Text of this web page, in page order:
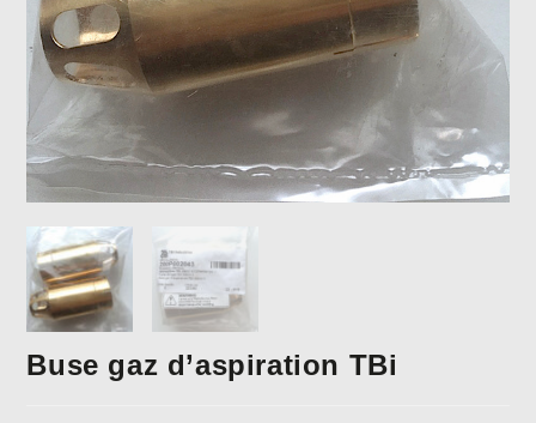
Buse gaz d’aspiration TBi